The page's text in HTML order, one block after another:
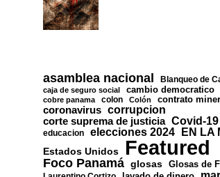
asamblea nacional Blanqueo de
caja de seguro social cambio democratico
cobre panama
colon Colón contrato
coronavirus corrupcion
corte suprema de justicia Covid-19
educacion elecciones 2024 EN LA
Estados Unidos Featured
Foco Panamá glosas Glosas de